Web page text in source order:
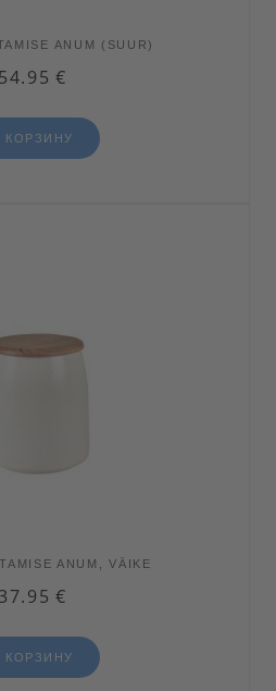
ANUM (SUUR)
54.95 €
КОРЗИНУ
ANUM, VÄIKE
37.95 €
КОРЗИНУ